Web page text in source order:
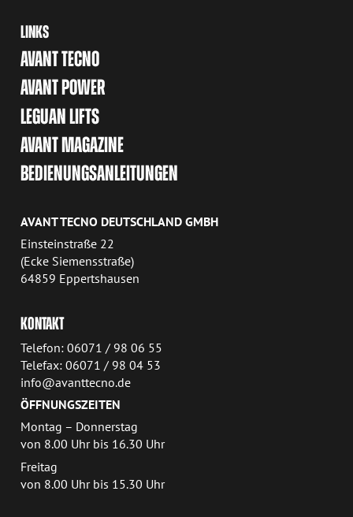
LINKS
AVANT TECNO
AVANT POWER
LEGUAN LIFTS
AVANT MAGAZINE
BEDIENUNGSANLEITUNGEN
AVANT TECNO DEUTSCHLAND GMBH
Einsteinstraße 22
(Ecke Siemensstraße)
64859 Eppertshausen
KONTAKT
Telefon: 06071 / 98 06 55
Telefax: 06071 / 98 04 53
info@avanttecno.de
ÖFFNUNGSZEITEN
Montag – Donnerstag
von 8.00 Uhr bis 16.30 Uhr
Freitag
von 8.00 Uhr bis 15.30 Uhr